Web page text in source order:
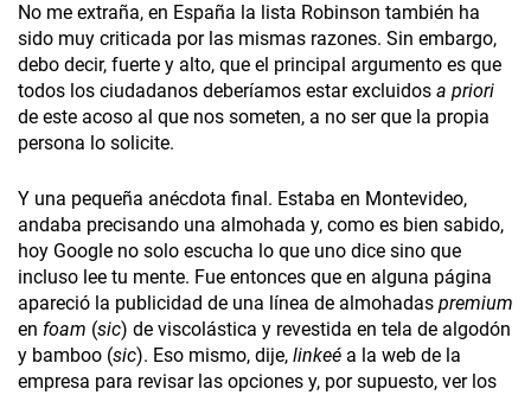
No me extraña, en España la lista Robinson también ha
sido muy criticada por las mismas razones. Sin embargo,
debo decir, fuerte y alto, que el principal argumento es que
todos los ciudadanos deberíamos estar excluidos a priori
de este acoso al que nos someten, a no ser que la propia
persona lo solicite.
Y una pequeña anécdota final. Estaba en Montevideo,
andaba precisando una almohada y, como es bien sabido,
hoy Google no solo escucha lo que uno dice sino que
incluso lee tu mente. Fue entonces que en alguna página
apareció la publicidad de una línea de almohadas premium
en foam (sic) de viscolástica y revestida en tela de algodón
y bamboo (sic). Eso mismo, dije, linkeé a la web de la
empresa para revisar las opciones y, por supuesto, ver los